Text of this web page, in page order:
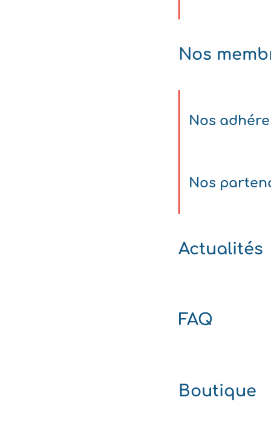
Nos
Nos
Nos
Actualités
FAQ
Boutique